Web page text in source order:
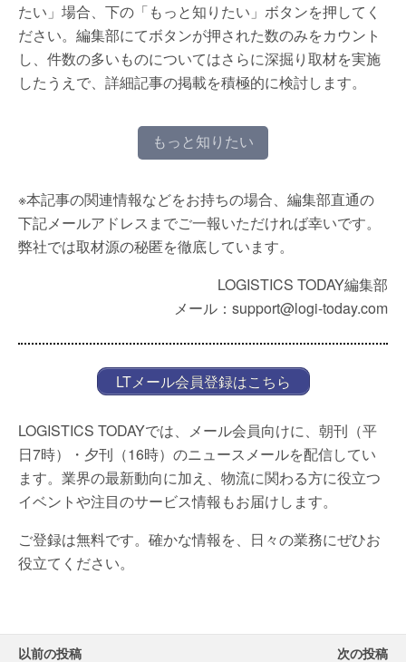
たい」場合、下の「もっと知りたい」ボタンを押してく
ださい。編集部にてボタンが押された数のみをカウント
し、件数の多いものについてはさらに深掘り取材を実施
したうえで、詳細記事の掲載を積極的に検討します。
もっと知りたい
※本記事の関連情報などをお持ちの場合、編集部直通の
下記メールアドレスまでご一報いただければ幸いです。
弊社では取材源の秘匿を徹底しています。
LOGISTICS TODAY編集部
メール：support@logi-today.com
LTメール会員登録はこちら
LOGISTICS TODAYでは、メール会員向けに、朝刊（平
日7時）・夕刊（16時）のニュースメールを配信してい
ます。業界の最新動向に加え、物流に関わる方に役立つ
イベントや注目のサービス情報もお届けします。
ご登録は無料です。確かな情報を、日々の業務にぜひお
役立てください。
以前の投稿 次の投稿